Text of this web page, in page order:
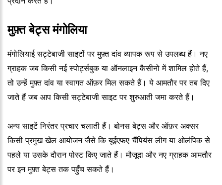
मुफ़्त बेट्स मंगोलिया
मंगोलियाई सट्टेबाजी साइटों पर मुफ़्त दांव व्यापक रूप से उपलब्ध हैं। नए
ग्राहक जब किसी नई स्पोर्ट्सबुक या ऑनलाइन कैसीनो में शामिल होते हैं,
तो उन्हें मुफ़्त दांव या स्वागत ऑफ़र मिल सकते हैं। ये आमतौर पर तब दिए
जाते हैं जब आप किसी सट्टेबाजी साइट पर शुरुआती जमा करते हैं।
अन्य साइटें निरंतर प्रचार चलाती हैं। बोनस बेट्स और ऑफ़र अक्सर
किसी प्रमुख खेल आयोजन जैसे कि यूईएफए चैंपियंस लीग या ओलंपिक से
पहले या उसके दौरान पोस्ट किए जाते हैं। मौजूदा और नए ग्राहक आमतौर
पर इन मुफ़्त बेट्स तक पहुँच सकते हैं।